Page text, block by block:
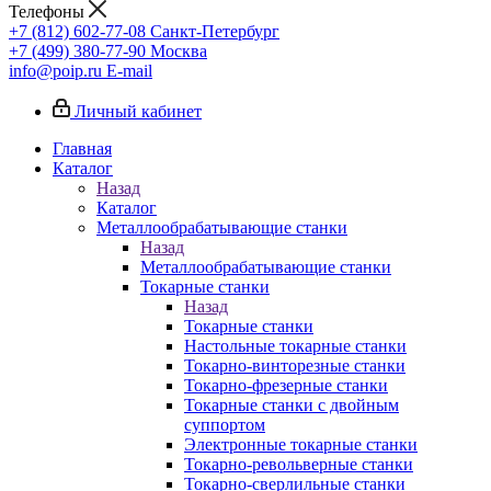
Телефоны
+7 (812) 602-77-08 Санкт-Петербург
+7 (499) 380-77-90 Москва
info@poip.ru E-mail
Личный кабинет
Главная
Каталог
Назад
Каталог
Металлообрабатывающие станки
Назад
Металлообрабатывающие станки
Токарные станки
Назад
Токарные станки
Настольные токарные станки
Токарно-винторезные станки
Токарно-фрезерные станки
Токарные станки с двойным
суппортом
Электронные токарные станки
Токарно-револьверные станки
Токарно-сверлильные станки